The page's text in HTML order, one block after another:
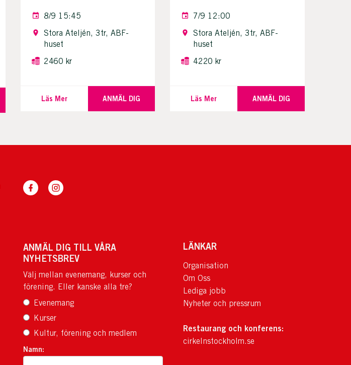
8/9 15:45
Stora Ateljén, 3tr, ABF-
huset
2460 kr
Läs Mer ANMÄL DIG
7/9 12:00
Stora Ateljén, 3tr, ABF-
huset
4220 kr
Läs Mer ANMÄL DIG
ANMÄL DIG TILL VÅRA
NYHETSBREV
Välj mellan evenemang, kurser och
förening. Eller kanske alla tre?
Evenemang
Kurser
Kultur, förening och medlem
Namn:
LÄNKAR
Organisation
Om Oss
Lediga jobb
Nyheter och pressrum
Restaurang och konferens:
cirkelnstockholm.se